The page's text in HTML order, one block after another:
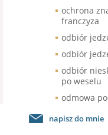
ochrona
franczyza
odbiór
odbiór
odbiór
po weselu
odmowa
odmowa
napisz do mnie